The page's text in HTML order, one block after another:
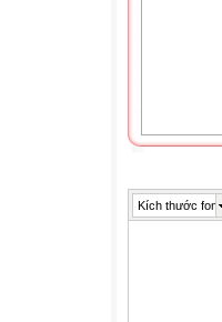
Kích thước font